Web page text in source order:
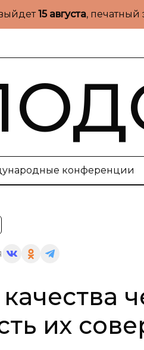
15 августа, печатный
конференции
их